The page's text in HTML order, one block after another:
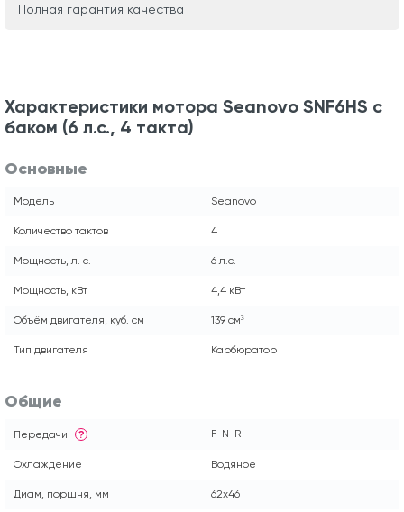
Полная гарантия качества
Характеристики мотора Seanovo SNF6HS с
баком (6 л.с., 4 такта)
Основные
Модель Seanovo
Количество тактов 4
Мощность, л. с. 6 л.с.
Мощность, кВт 4,4 кВт
Объём двигателя, куб. см 139 см³
Тип двигателя Карбюратор
Общие
Передачи ? F-N-R
Охлаждение Водяное
Диам, поршня, мм 62x46